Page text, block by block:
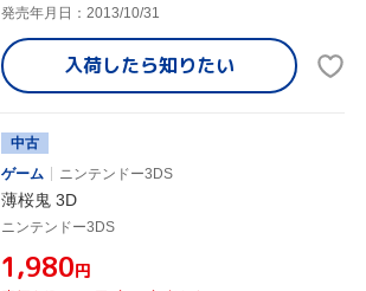
発売年月日：2013/10/31
入荷したら知りたい
中古
ゲーム
ニンテンドー3DS
薄桜鬼 3D
ニンテンドー3DS
¥1,980円